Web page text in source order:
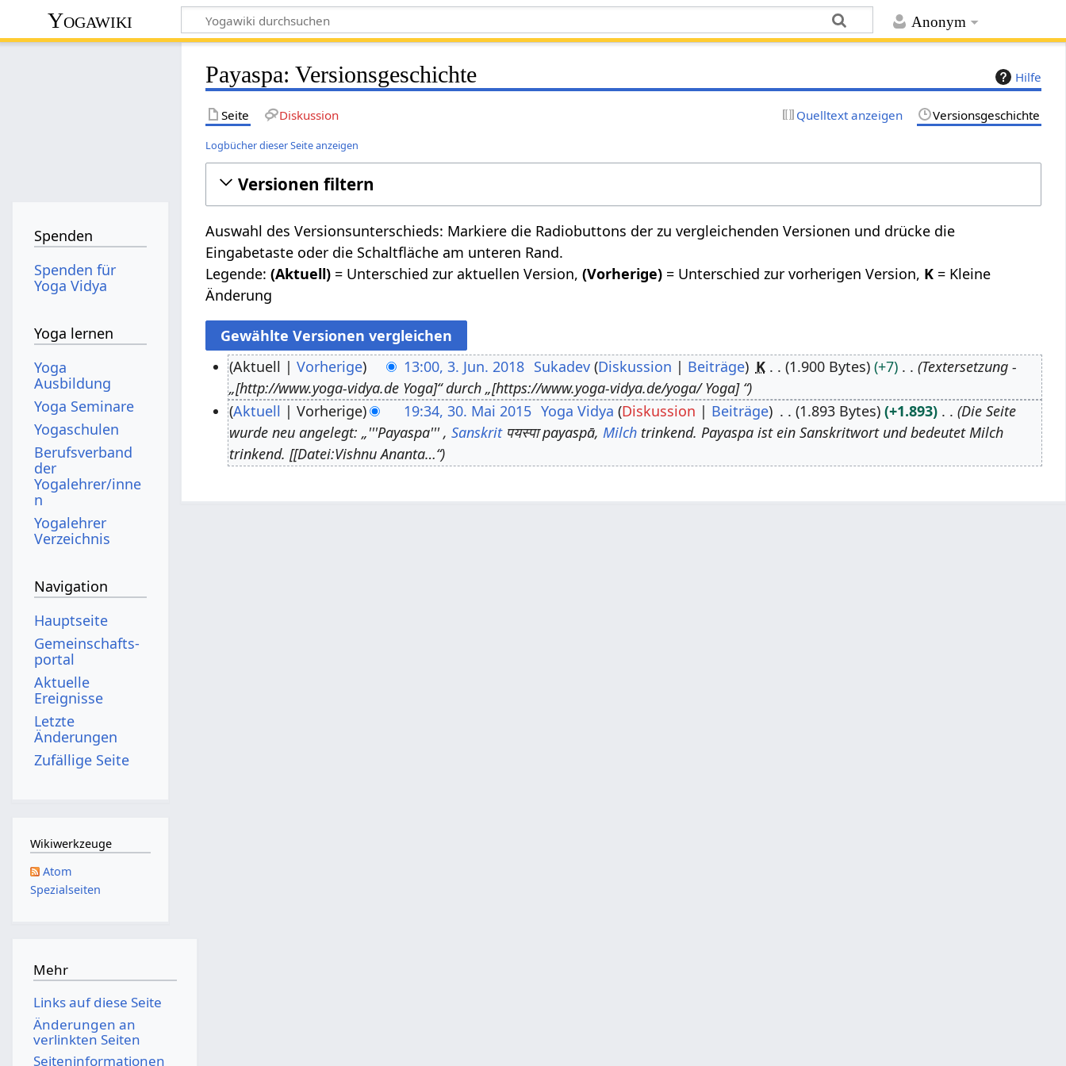
Anonym
Yogawiki
Hilfe
Payaspa: Versionsgeschichte
Seite Diskussion Quelltext anzeigen Versionsgeschichte
Logbücher dieser Seite anzeigen
Versionen filtern
Auswahl des Versionsunterschieds: Markiere die Radiobuttons der zu vergleichenden Versionen und drücke die
Eingabetaste oder die Schaltfläche am unteren Rand.
Legende:(Aktuell) = Unterschied zur aktuellen Version,(Vorherige) = Unterschied zur vorherigen Version, K = Kleine
Änderung
i
Aktuell Vorherige 13:00, 3. Jun. 2018 Sukadev Diskussion Beiträge K 1.900 Bytes +7
Textersetzung -
„[http://www.yoga-vidya.de Yoga]“ durch „[https://www.yoga-vidya.de/yoga/ Yoga] “
M
Aktuell Vorherige 19:34, 30. Mai 2015 Yoga Vidya Diskussion Beiträge 1.893 Bytes +1.893
Die Seite
wurde neu angelegt: „'''Payaspa''' ,Sanskritपयस्पा payaspā, Milch trinkend. Payaspa ist ein Sanskritwort und bedeutet Milch
trinkend. [[Datei:Vishnu Ananta…“
Spenden
Spenden für
Yoga Vidya
Yoga lernen
Yoga
Ausbildung
Yoga Seminare
Yogaschulen
Berufsverband
der
Yogalehrer/inne
n
Yogalehrer
Verzeichnis
Navigation
Hauptseite
Gemeinschafts­
portal
Aktuelle
Ereignisse
Letzte
Änderungen
Zufällige Seite
Wikiwerkzeuge
Atom
Spezialseiten
Mehr
Links auf diese Seite
Änderungen an
verlinkten Seiten
Seiten­­informationen